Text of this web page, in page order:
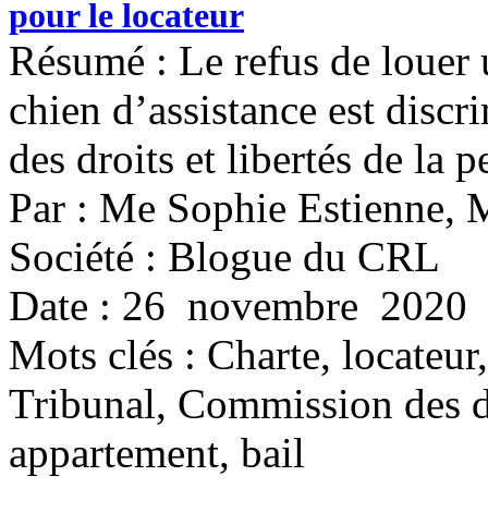
pour le locateur
Résumé : Le refus de louer
chien d’assistance est
des droits et libertés de la
Par : Me Sophie
Société : Blogue du CRL
Date : 26 novembre 2020
Mots clés : Charte,
Tribunal, Commission des
appartement, bail